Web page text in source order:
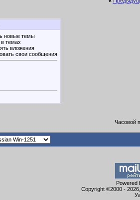
новые темы
в темах
вложения
свои сообщения
Часовой
Powered
Copyright ©2000 -